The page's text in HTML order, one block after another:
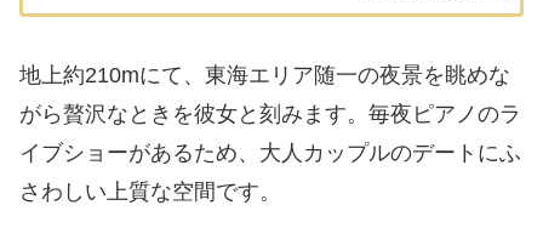
タイ...
地上約210mにて、東海エリア随一の夜景を眺めな
がら贅沢なときを彼女と刻みます。毎夜ピアノのラ
イブショーがあるため、大人カップルのデートにふ
さわしい上質な空間です。